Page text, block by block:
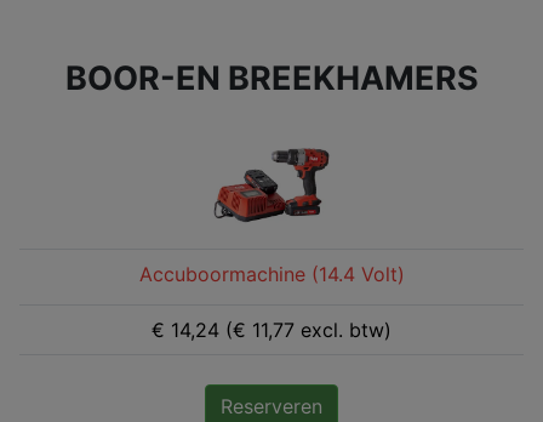
BOOR-EN BREEKHAMERS
Accuboormachine (14.4 Volt)
€ 14,24 (€ 11,77 excl. btw)
Reserveren